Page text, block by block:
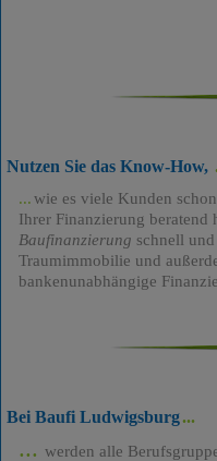
Nutzen Sie das Know-How,
wie es viele Kunden
Ihrer Finanzierung beratend
Baufinanzierung schnell
Traumimmobilie und
bankenunabhängige
Bei Baufi Ludwigsburg
werden alle